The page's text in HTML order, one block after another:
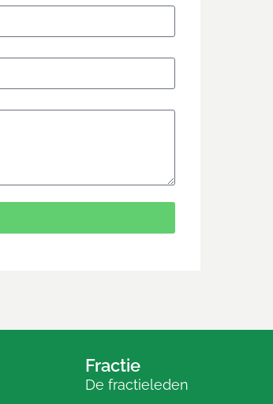
Fractie
De fractieleden